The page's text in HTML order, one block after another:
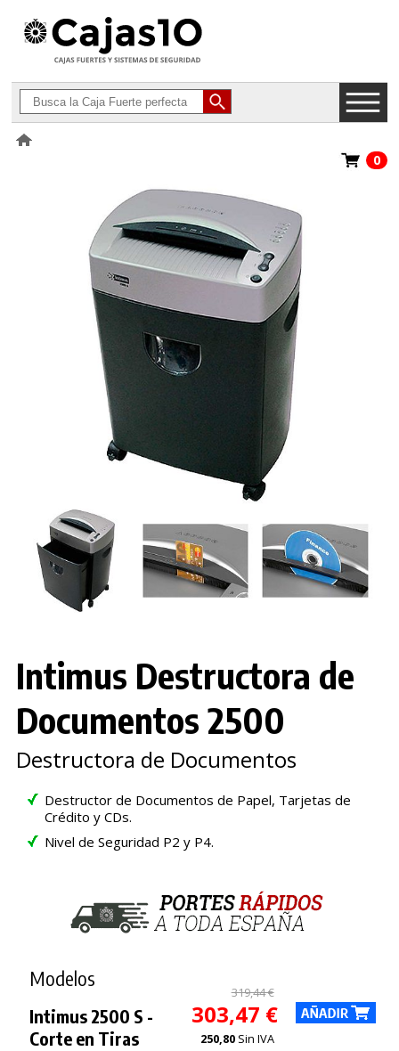
Intimus Destructora de Documentos 2500
0
Intimus Destructora de
Documentos 2500
Destructora de Documentos
Destructor de Documentos de Papel, Tarjetas de
Crédito y CDs.
Nivel de Seguridad P2 y P4.
Modelos
Intimus 2500 S -
Corte en Tiras
319,44 €
303,47 €
250,80 Sin IVA